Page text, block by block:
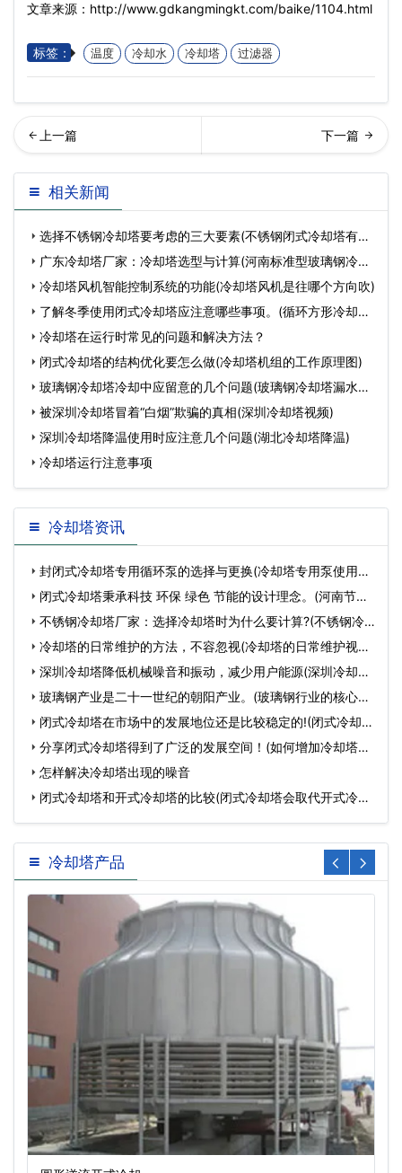
文章来源：http://www.gdkangmingkt.com/baike/1104.html
标签： 温度 冷却水 冷却塔 过滤器
择不锈钢冷却塔要考虑的三
大要素(不锈钢闭式冷却塔…
回列表
相关新闻
选择不锈钢冷却塔要考虑的三大要素(不锈钢闭式冷却塔有哪
些 广东冷却塔厂家：冷却塔选型与计算(河南标准型玻璃钢冷却
塔型
冷却塔风机智能控制系统的功能(冷却塔风机是往哪个方向吹)
了解冬季使用闭式冷却塔应注意哪些事项。(循环方形冷却塔
需 冷却塔在运行时常见的问题和解决方法？
闭式冷却塔的结构优化要怎么做(冷却塔机组的工作原理图)
玻璃钢冷却塔冷却中应留意的几个问题(玻璃钢冷却塔漏水怎
么 被深圳冷却塔冒着“白烟”欺骗的真相(深圳冷却塔视频)
深圳冷却塔降温使用时应注意几个问题(湖北冷却塔降温)
冷却塔运行注意事项
冷却塔资讯
封闭式冷却塔专用循环泵的选择与更换(冷却塔专用泵使用说
明…闭式冷却塔秉承科技 环保 绿色 节能的设计理念。(河南节
能…不锈钢冷却塔厂家：选择冷却塔时为什么要计算?(不锈钢冷
却塔…
冷却塔的日常维护的方法，不容忽视(冷却塔的日常维护视频)
… 深圳冷却塔降低机械噪音和振动，减少用户能源(深圳冷却塔
噪声…
玻璃钢产业是二十一世纪的朝阳产业。(玻璃钢行业的核心在
哪…闭式冷却塔在市场中的发展地位还是比较稳定的!(闭式冷却
塔…分享闭式冷却塔得到了广泛的发展空间！(如何增加冷却塔的
冷却…
怎样解决冷却塔出现的噪音
闭式冷却塔和开式冷却塔的比较(闭式冷却塔会取代开式冷却
塔…
冷却塔产品